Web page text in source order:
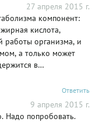
27 апреля 2015 г.
компонент:
кислота,
работы организма, и
а только может
в
с другими
визга хочется сала, не
этой сосисочно-
Ответить
9 апреля 2015 г.
Надо попробовать.